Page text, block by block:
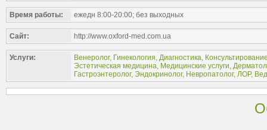
Время работы: ежедн 8:00-20:00; без выходных
Сайт: http://www.oxford-med.com.ua
Услуги: Венеролог, Гинекология, Диагностика,
Эстетическая медицина, Медицинские услуги,
Гастроэнтеролог, Эндокринолог, Невропатолог, ЛОР,